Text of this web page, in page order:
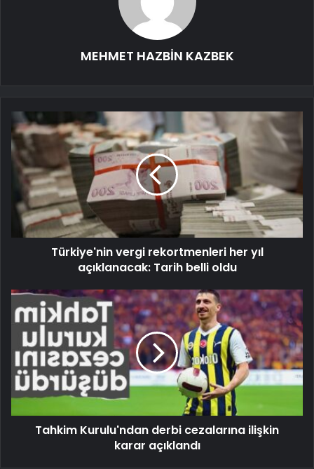
MEHMET HAZBİN KAZBEK
Türkiye'nin vergi rekortmenleri her yıl
açıklanacak: Tarih belli oldu
Tahkim Kurulu'ndan derbi cezalarına ilişkin
karar açıklandı